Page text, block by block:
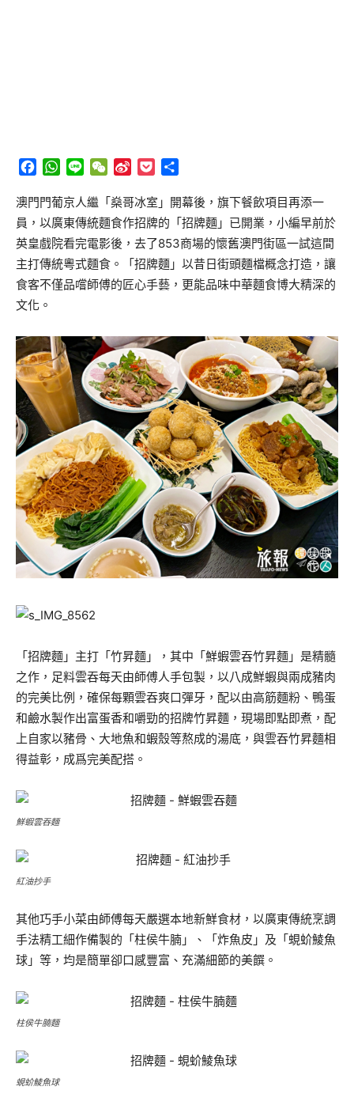
Facebook
WhatsApp
Line WeChat
Sina
Pocket
澳門門葡京人繼「燊哥冰室」開幕後，旗下餐飲項目再添一
員，以廣東傳統麵食作招牌的「招牌麵」已開業，小編早前於
英皇戲院看完電影後，去了853商場的懷舊澳門街區一試這間
主打傳統粵式麵食。「招牌麵」以昔日街頭麵檔概念打造，讓
食客不僅品嚐師傅的匠心手藝，更能品味中華麵食博大精深的
文化。
「招牌麵」主打「竹昇麵」，其中「鮮蝦雲吞竹昇麵」是精髓
之作，足料雲吞每天由師傅人手包製，以八成鮮蝦與兩成豬肉
的完美比例，確保每顆雲吞爽口彈牙，配以由高筋麵粉、鴨蛋
和鹼水製作出富蛋香和嚼勁的招牌竹昇麵，現場即點即煮，配
上自家以豬骨、大地魚和蝦殼等熬成的湯底，與雲吞竹昇麵相
得益彰，成爲完美配搭。
鮮蝦雲吞麵
紅油抄手
其他巧手小菜由師傅每天嚴選本地新鮮食材，以廣東傳統烹調
手法精工細作備製的「柱侯牛腩」、「炸魚皮」及「蜆蚧鯪魚
球」等，均是簡單卻口感豐富、充滿細節的美饌。
柱侯牛腩麵
蜆蚧鯪魚球